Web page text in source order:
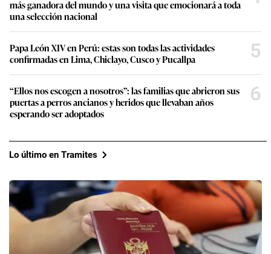
más ganadora del mundo y una visita que emocionará a toda
una selección nacional
Papa León XIV en Perú: estas son todas las actividades
confirmadas en Lima, Chiclayo, Cusco y Pucallpa
5
“Ellos nos escogen a nosotros”: las familias que abrieron sus
puertas a perros ancianos y heridos que llevaban años
esperando ser adoptados
6
Lo último en Tramites